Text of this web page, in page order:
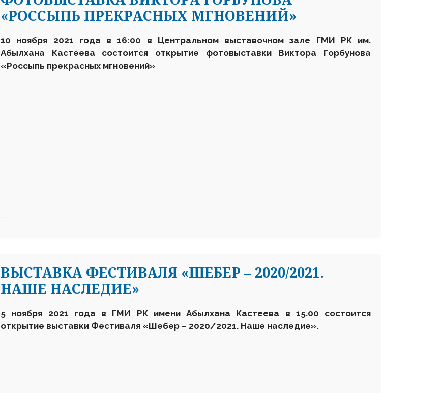
«РОССЫПЬ ПРЕКРАСНЫХ МГНОВЕНИЙ»
10 ноября 2021 года в 16:00 в Центральном выставочном зале ГМИ РК им.
Абылхана Кастеева состоится открытие фотовыставки Виктора Горбунова
«Россыпь прекрасных мгновений»
ВЫСТАВКА ФЕСТИВАЛЯ «ШЕБЕР – 2020/2021.
НАШЕ НАСЛЕДИЕ»
5 ноября 2021 года в ГМИ РК имени Абылхана Кастеева в 15.00 состоится
открытие выставки Фестиваля «Шебер – 2020/2021. Наше наследие».